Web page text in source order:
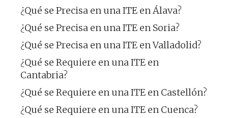
¿Qué se Precisa en una ITE en Álava?
¿Qué se Precisa en una ITE en Soria?
¿Qué se Precisa en una ITE en Valladolid?
¿Qué se Requiere en una ITE en
Cantabria?
¿Qué se Requiere en una ITE en Castellón?
¿Qué se Requiere en una ITE en Cuenca?